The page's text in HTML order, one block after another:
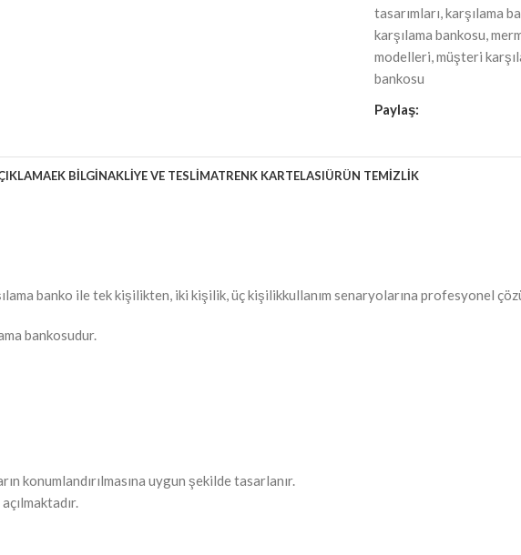
tasarımları,karşılama
karşılama bankosu,
modelleri,müşteri
bankosu
Paylaş:
EK BILGINAKLİYE VE TESLİMATRENK KARTELASIÜRÜN TEMİZLİK
banko ile tek kişilikten, iki kişilik, üç kişilikkullanım senaryolarına profesyonel
bankosudur.
konumlandırılmasına uygun şekilde tasarlanır.
açılmaktadır.